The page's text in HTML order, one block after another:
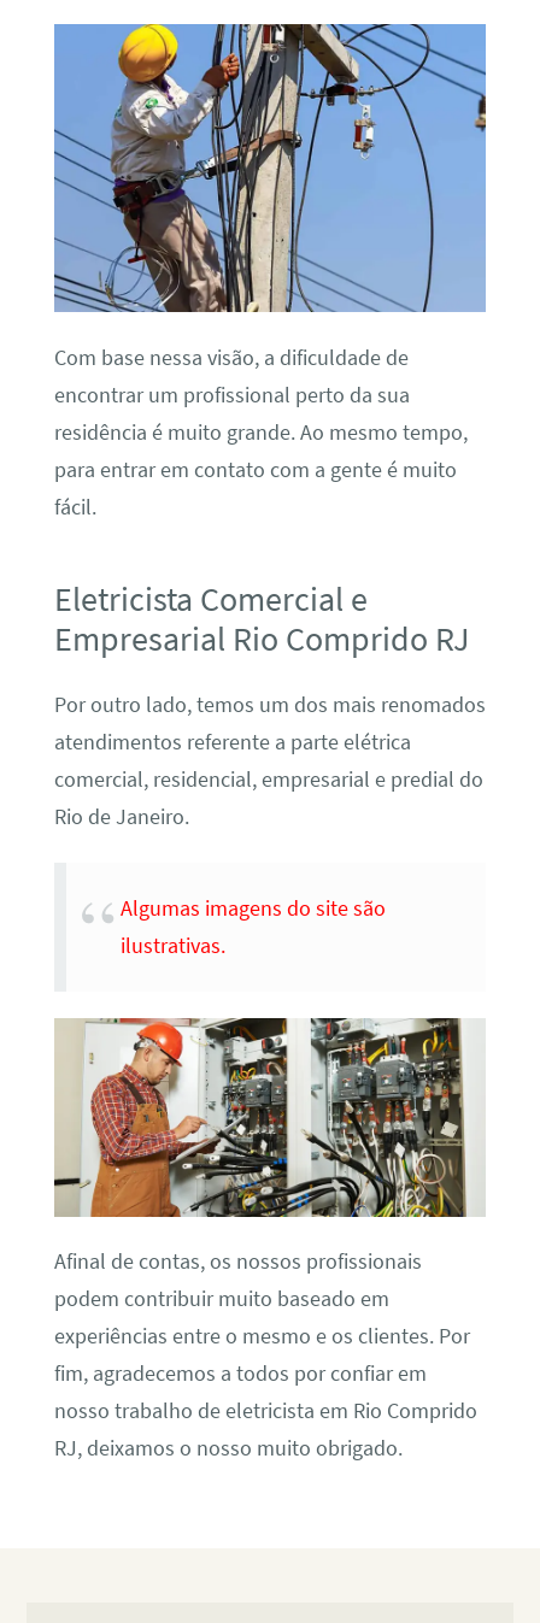
Com base nessa visão, a dificuldade de
encontrar um profissional perto da sua
residência é muito grande. Ao mesmo tempo,
para entrar em contato com a gente é muito
fácil.
Eletricista Comercial e
Empresarial Rio Comprido RJ
Por outro lado, temos um dos mais renomados
atendimentos referente a parte elétrica
comercial, residencial, empresarial e predial do
Rio de Janeiro.
Algumas imagens do site são
ilustrativas.
Afinal de contas, os nossos profissionais
podem contribuir muito baseado em
experiências entre o mesmo e os clientes. Por
fim, agradecemos a todos por confiar em
nosso trabalho de eletricista em Rio Comprido
RJ, deixamos o nosso muito obrigado.